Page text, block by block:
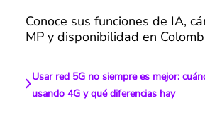
Conoce sus funciones de IA,
MP y disponibilidad en
Usar red 5G no siempre es mejor:
usando 4G y qué diferencias hay